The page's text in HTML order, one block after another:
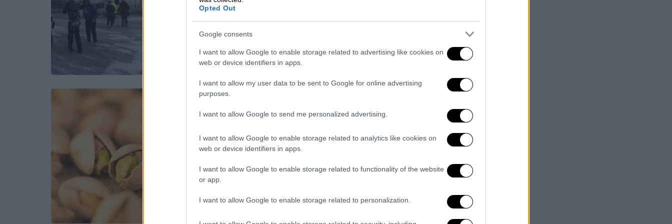
Opted Out
Google consents
I want to allow Google to enable storage related to advertising like cookies on
web or device identifiers in apps.
I want to allow my user data to be sent to Google for online advertising
purposes.
I want to allow Google to send me personalized advertising.
I want to allow Google to enable storage related to analytics like cookies on
web or device identifiers in apps.
I want to allow Google to enable storage related to functionality of the website
or app.
I want to allow Google to enable storage related to personalization.
συνετρίβη σήμερα κατά την
προσγείωση στο διεθνές αεροδρόμιο
Πίρσον του Τορόντο
Υγεία|17.02.2025 22:45
αλλεργία στα φιστίκια να
πετύχουν υψηλά ποσοστά
απευαισθητοποίησης